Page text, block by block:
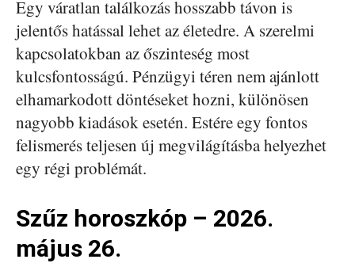
Egy váratlan találkozás hosszabb távon is
jelentős hatással lehet az életedre. A szerelmi
kapcsolatokban az őszinteség most
kulcsfontosságú. Pénzügyi téren nem ajánlott
elhamarkodott döntéseket hozni, különösen
nagyobb kiadások esetén. Estére egy fontos
felismerés teljesen új megvilágításba helyezhet
egy régi problémát.
Szűz horoszkóp – 2026.
május 26.